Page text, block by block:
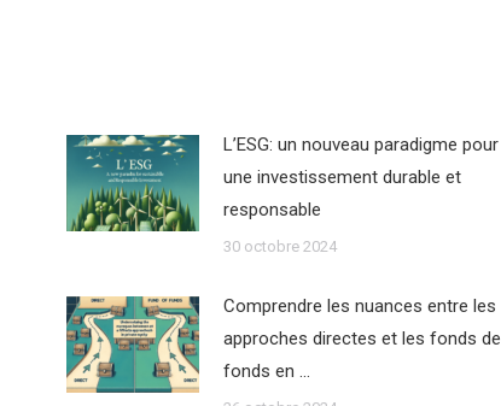
L’ESG: un nouveau paradigme pour
une investissement durable et
responsable
30 octobre 2024
Comprendre les nuances entre les
approches directes et les fonds de
fonds en …